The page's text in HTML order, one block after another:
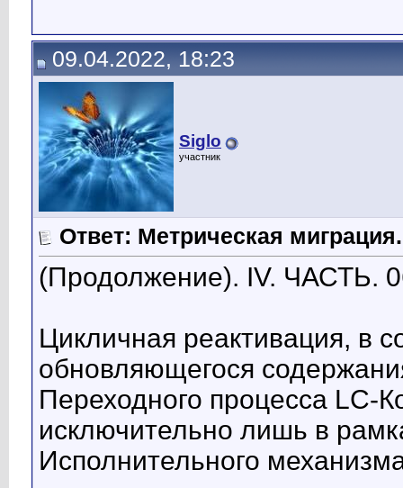
09.04.2022, 18:23
Siglo
участник
Ответ: Метрическая миграция.
(Продолжение). IV. ЧАСТЬ.
Цикличная реактивация, в
обновляющегося
Переходного процесса LC-
исключительно лишь в
Исполнительного